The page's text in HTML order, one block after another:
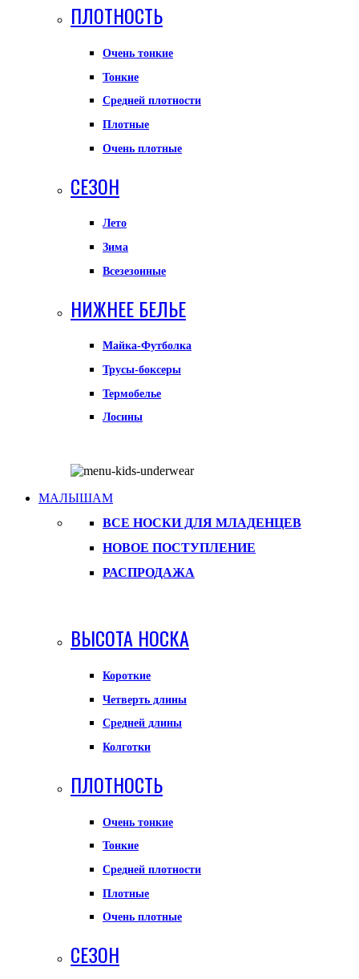
ПЛОТНОСТЬ
Очень тонкие
Тонкие
Средней плотности
Плотные
Очень плотные
СЕЗОН
Лето
Зима
Всезезонные
НИЖНЕЕ БЕЛЬЕ
Майка-Футболка
Трусы-боксеры
Термобелье
Лосины
МАЛЫШАМ
ВСЕ НОСКИ ДЛЯ МЛАДЕНЦЕВ
НОВОЕ ПОСТУПЛЕНИЕ
РАСПРОДАЖА
ВЫСОТА НОСКА
Короткие
Четверть длины
Средней длины
Колготки
ПЛОТНОСТЬ
Очень тонкие
Тонкие
Средней плотности
Плотные
Очень плотные
СЕЗОН